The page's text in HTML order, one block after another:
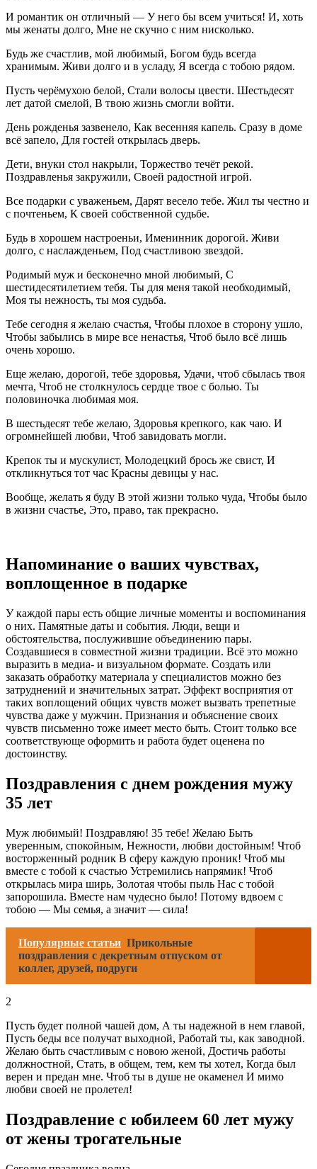
И романтик он отличный — У него бы всем учиться! И, хоть
мы женаты долго, Мне не скучно с ним нисколько.
Будь же счастлив, мой любимый, Богом будь всегда
хранимым. Живи долго и в усладу, Я всегда с тобою рядом.
Пусть черёмухою белой, Стали волосы цвести. Шестьдесят
лет датой смелой, В твою жизнь смогли войти.
День рожденья зазвенело, Как весенняя капель. Сразу в доме
всё запело, Для гостей открылась дверь.
Дети, внуки стол накрыли, Торжество течёт рекой.
Поздравленья закружили, Своей радостной игрой.
Все подарки с уваженьем, Дарят весело тебе. Жил ты честно и
с почтеньем, К своей собственной судьбе.
Будь в хорошем настроеньи, Именинник дорогой. Живи
долго, с наслажденьем, Под счастливою звездой.
Родимый муж и бесконечно мной любимый, С
шестидесятилетием тебя. Ты для меня такой необходимый,
Моя ты нежность, ты моя судьба.
Тебе сегодня я желаю счастья, Чтобы плохое в сторону ушло,
Чтобы забылись в мире все ненастья, Чтоб было всё лишь
очень хорошо.
Еще желаю, дорогой, тебе здоровья, Удачи, чтоб сбылась твоя
мечта, Чтоб не столкнулось сердце твое с болью. Ты
половиночка любимая моя.
В шестьдесят тебе желаю, Здоровья крепкого, как чаю. И
огромнейшей любви, Чтоб завидовать могли.
Крепок ты и мускулист, Молодецкий брось же свист, И
откликнуться тот час Красны девицы у нас.
Вообще, желать я буду В этой жизни только чуда, Чтобы было
в жизни счастье, Это, право, так прекрасно.
Напоминание о ваших чувствах,
воплощенное в подарке
У каждой пары есть общие личные моменты и воспоминания
о них. Памятные даты и события. Люди, вещи и
обстоятельства, послужившие объединению пары.
Создавшиеся в совместной жизни традиции. Всё это можно
выразить в медиа- и визуальном формате. Создать или
заказать обработку материала у специалистов можно без
затруднений и значительных затрат. Эффект восприятия от
таких воплощений общих чувств может вызвать трепетные
чувства даже у мужчин. Признания и объяснение своих
чувств письменно тоже имеет место быть. Стоит только все
соответствующе оформить и работа будет оценена по
достоинству.
Поздравления с днем рождения мужу
35 лет
Муж любимый! Поздравляю! 35 тебе! Желаю Быть
уверенным, спокойным, Нежности, любви достойным! Чтоб
восторженный родник В сферу каждую проник! Чтоб мы
вместе с тобой к счастью Устремились напрямик! Чтоб
открылась мира ширь, Золотая чтобы пыль Нас с тобой
запорошила. Вместе нам чудесно было! Потому вдвоем с
тобою — Мы семья, а значит — сила!
Популярные статьи Прикольные
поздравления с декретным отпуском от
коллег, друзей, подруги
2
Пусть будет полной чашей дом, А ты надежной в нем главой,
Пусть беды все получат выходной, Работай ты, как заводной.
Желаю быть счастливым с новою женой, Достичь работы
должностной, Стать, в общем, тем, кем ты хотел, Когда был
верен и предан мне. Чтоб ты в душе не окаменел И мимо
любви своей не пролетел!
Поздравление с юбилеем 60 лет мужу
от жены трогательные